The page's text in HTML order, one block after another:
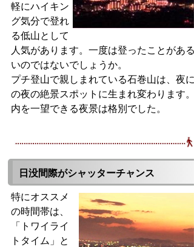
軽にハイキン
グ気分で登れ
る低山として
人気があります。一度は登ったことがある
いのではないでしょうか。
プチ登山で親しまれている石巻山は、夜に
の夜の絶景スポットに生まれ変わります。
内を一望できる夜景は格別でした。
日没間際がシャッターチャンス
特にオススメ
の時間帯は、
「トワイライ
トタイム」と